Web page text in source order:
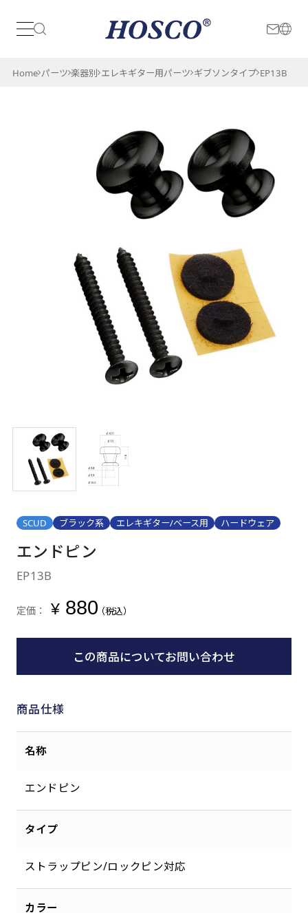
日本 International
Home パーツ 楽器別 エレキギター用パーツ ギブソンタイプ EP13B
SCUD ブラック系 エレキギター/ベース用 ハードウェア
エンドピン
EP13B
定価： ¥880（税込）
この商品についてお問い合わせ
商品仕様
名称
エンドピン
タイプ
ストラップピン/ロックピン対応
カラー